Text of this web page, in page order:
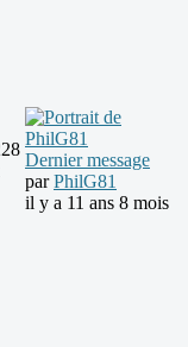
Dernier message
parPhilG81
il y a 11 ans 8 mois